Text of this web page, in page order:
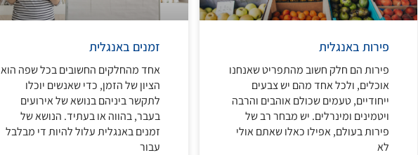
פירות באנגלית
פירות הם חלק חשוב מהתפריט שאנחנו
אוכלים, ולכל אחד מהם יש צבעים
ייחודיים, טעמים שכולם אוהבים והרבה
ויטמינים ומינרלים. יש מבחר רב של
פירות בעולם, אפילו כאלו שאתם אולי
לא
זמנים באנגלית
אחד מהחלקים החשובים בכל שפה הוא
הציון של הזמן, כדי שאנשים יוכלו
לתקשר ביניהם בנושא של אירועים
בעבר, בהווה או בעתיד. הנושא של
זמנים באנגלית עלול להיות די מבלבל
עבור